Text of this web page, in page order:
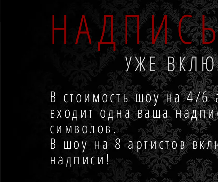
УЖЕ
В стоимость шоу на 4/6
входит одна ваша
символов.
В шоу на 8 артистов
надписи!